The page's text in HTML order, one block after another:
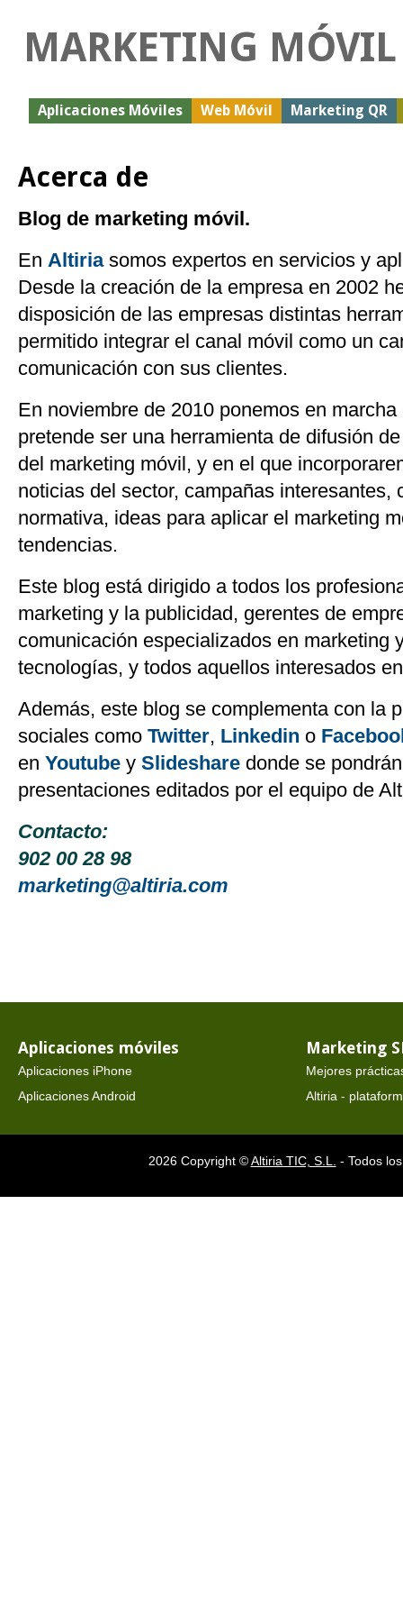
MARKETING MÓVIL
Aplicaciones Móviles Web Móvil Marketing QR
Acerca de
Blog de marketing móvil.
En Altiriasomos expertos en servicios y
Desde la creación de la empresa en 2002
disposición de las empresas distintas
permitido integrar el canal móvil como un
comunicación con sus clientes.
En noviembre de 2010 ponemos en
pretende ser una herramienta de difusión
del marketing móvil, y en el que
noticias del sector, campañas interesantes,
normativa, ideas para aplicar el marketing
tendencias.
Este blog está dirigido a todos los
marketing y la publicidad, gerentes de
comunicación especializados en marketing
tecnologías, y todos aquellos interesados
Además, este blog se complementa con la
sociales como Twitter, Linkedin o
en Youtube y Slideshare donde se
presentaciones editados por el equipo de
Contacto:
902 00 28 98
marketing@altiria.com
Aplicaciones móviles
Aplicaciones iPhone
Aplicaciones Android
Marketing
Mejores
Altiria -
2026 Copyright ©Altiria TIC, S.L. - Todos